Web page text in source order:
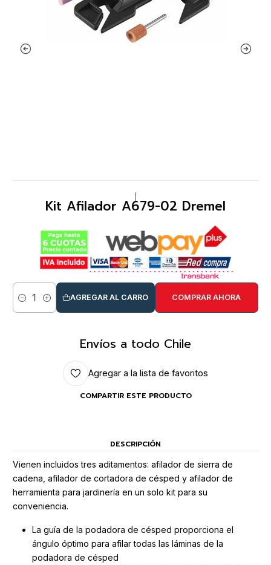
Kit Afilador A679-02 Dremel
Cantidad
AGREGAR AL CARRO COMPRAR AHORA
Envíos a todo Chile
Agregar a la lista de favoritos
COMPARTIR ESTE PRODUCTO
DESCRIPCIÓN
Vienen incluidos tres aditamentos: afilador de sierra de
cadena, afilador de cortadora de césped y afilador de
herramienta para jardinería en un solo kit para su
conveniencia.
La guía de la podadora de césped proporciona el
ángulo óptimo para afilar todas las láminas de la
podadora de césped